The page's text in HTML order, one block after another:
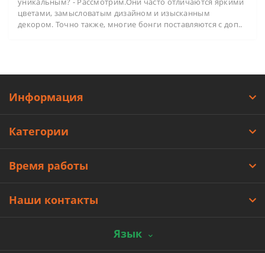
цветами, замысловатым дизайном и изысканным
декором. Точно также, многие бонги поставляются с доп..
Информация
Категории
Время работы
Наши контакты
Язык